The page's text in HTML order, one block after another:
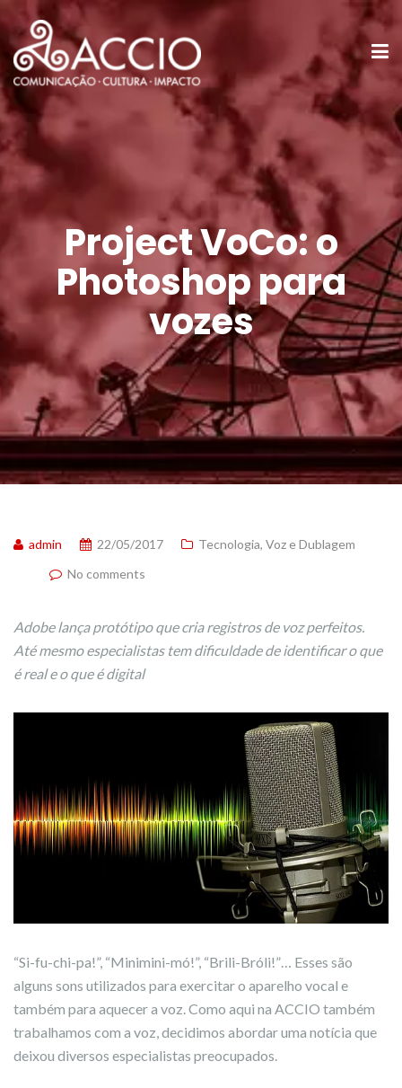
Project VoCo: o
Photoshop para
vozes
admin 22/05/2017 Tecnologia, Voz e Dublagem
No comments
Adobe lança protótipo que cria registros de voz perfeitos.
Até mesmo especialistas tem dificuldade de identificar o que
é real e o que é digital
“Si-fu-chi-pa!”, “Minimini-mó!”, “Brili-Bróli!”… Esses são
alguns sons utilizados para exercitar o aparelho vocal e
também para aquecer a voz. Como aqui na ACCIO também
trabalhamos com a voz, decidimos abordar uma notícia que
deixou diversos especialistas preocupados.